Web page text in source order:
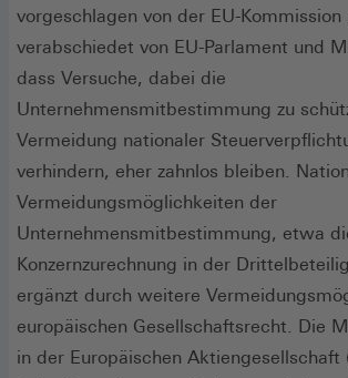
vorgeschlagen von der EU-Kommission
verabschiedet von EU-Parlament und
dass Versuche, dabei die
Unternehmensmitbestimmung zu
Vermeidung nationaler
verhindern, eher zahnlos bleiben.
Vermeidungsmöglichkeiten der
Unternehmensmitbestimmung, etwa
Konzernzurechnung in der
ergänzt durch weitere
europäischen Gesellschaftsrecht. Die
in der Europäischen Aktiengesellschaft